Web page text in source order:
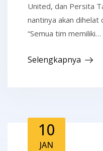
United, dan Persita
nantinya akan dihelat
“Semua tim memiliki…
Selengkapnya
10
JAN